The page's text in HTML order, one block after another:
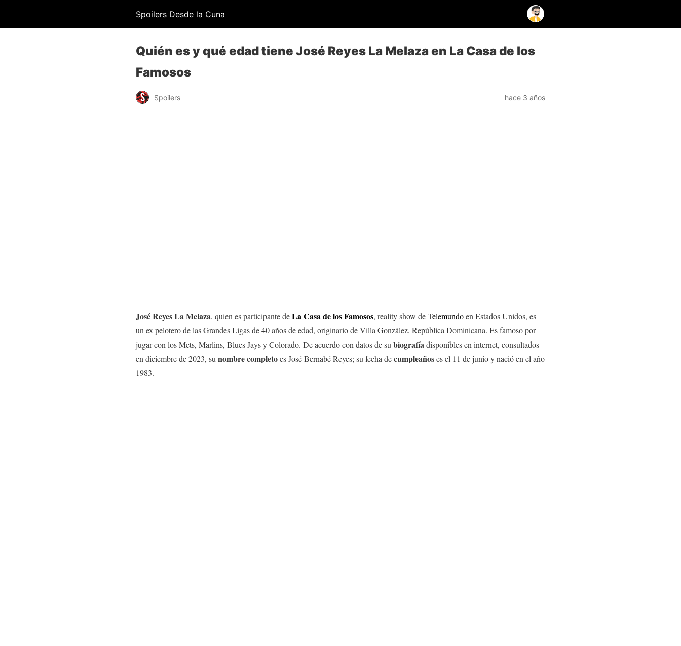
Spoilers Desde la Cuna
Quién es y qué edad tiene José Reyes La Melaza en La Casa de los
Famosos
Spoilers hace 3 años
José Reyes La Melaza, quien es participante deLa Casa de los Famosos, reality show deTelemundoen Estados Unidos, es
un ex pelotero de las Grandes Ligas de 40 años de edad, originario de Villa González, República Dominicana. Es famoso por
jugar con los Mets, Marlins, Blues Jays y Colorado. De acuerdo con datos de su biografíadisponibles en internet, consultados
en diciembre de 2023, su nombrecompletoes José Bernabé Reyes; su fecha decumpleañoses el 11 de junio y nació en el año
1983.